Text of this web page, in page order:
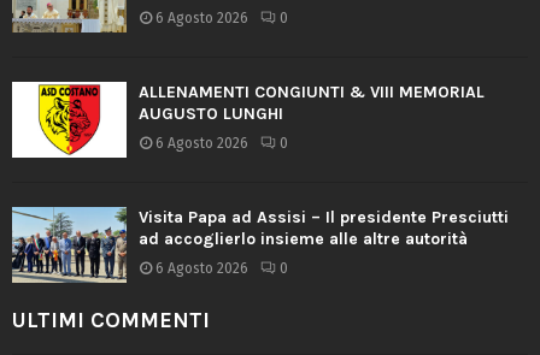
6 Agosto 2026 0
ALLENAMENTI CONGIUNTI & VIII MEMORIAL
AUGUSTO LUNGHI
6 Agosto 2026 0
Visita Papa ad Assisi – Il presidente Presciutti
ad accoglierlo insieme alle altre autorità
6 Agosto 2026 0
ULTIMI COMMENTI